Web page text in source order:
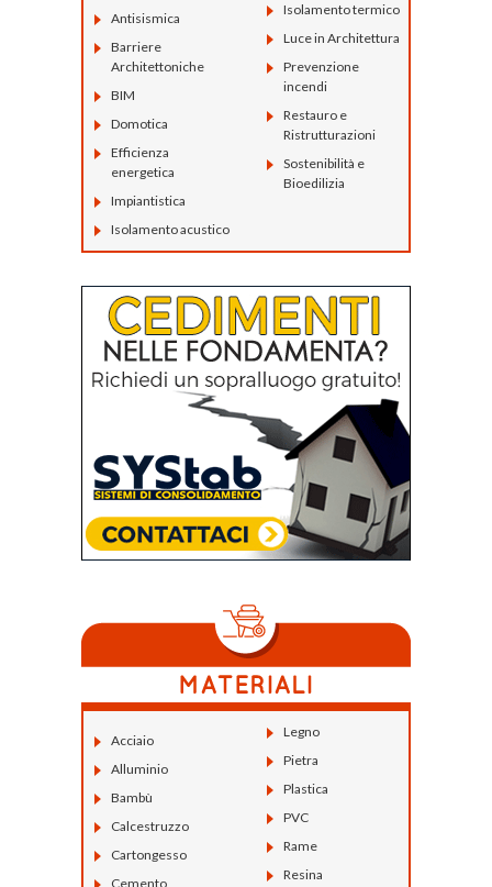
Antisismica
Barriere
Architettoniche
BIM
Domotica
Efficienza
energetica
Impiantistica
Isolamento acustico
Isolamento termico
Luce in Architettura
Prevenzione
incendi
Restauro e
Ristrutturazioni
Sostenibilità e
Bioedilizia
Acciaio
Alluminio
Bambù
Calcestruzzo
Cartongesso
Cemento
Legno
Pietra
Plastica
PVC
Rame
Resina